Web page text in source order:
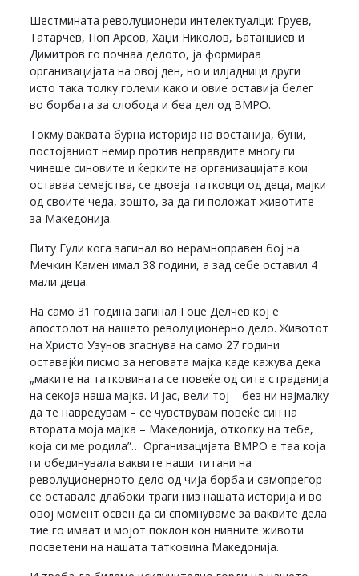
Шестмината револуционери интелектуалци: Груев,
Татарчев, Поп Арсов, Хаџи Николов, Батанџиев и
Димитров го почнаа делото, ја формираа
организацијата на овој ден, но и илјадници други
исто така толку големи како и овие оставија белег
во борбата за слобода и беа дел од ВМРО.
Токму ваквата бурна историја на востанија, буни,
постојаниот немир против неправдите многу ги
чинеше синовите и ќерките на организацијата кои
оставаа семејства, се двоеја татковци од деца, мајки
од своите чеда, зошто, за да ги положат животите
за Македонија.
Питу Гули кога загинал во нерамноправен бој на
Мечкин Камен имал 38 години, а зад себе оставил 4
мали деца.
На само 31 година загинал Гоце Делчев кој е
апостолот на нашето револуционерно дело. Животот
на Христо Узунов згаснува на само 27 години
оставајќи писмо за неговата мајка каде кажува дека
„маките на татковината се повеќе од сите страданија
на секоја наша мајка. И јас, вели тој – без ни најмалку
да те навредувам – се чувствувам повеќе син на
втората моја мајка – Македонија, отколку на тебе,
која си ме родила”… Организацијата ВМРО е таа која
ги обединувала ваквите наши титани на
револуционерното дело од чија борба и самопрегор
се оставале длабоки траги низ нашата историја и во
овој момент освен да си спомнуваме за ваквите дела
тие го имаат и мојот поклон кон нивните животи
посветени на нашата татковина Македонија.